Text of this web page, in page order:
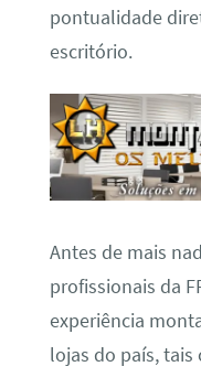
pontualidade
escritório.
Antes de mais
profissionais da
experiência
lojas do país, tais